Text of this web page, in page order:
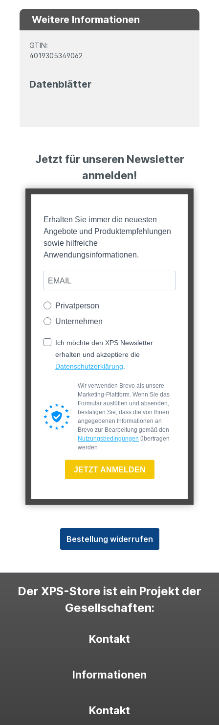
Weitere Informationen
GTIN:
4019305349062
Datenblätter
Jetzt für unseren Newsletter
anmelden!
Erhalten Sie immer die neuesten
Angebote und Produktempfehlungen
sowie hilfreiche
Anwendungsinformationen.
Privatperson
Unternehmen
Ich möchte den XPS Newsletter
erhalten und akzeptiere die
Datenschutzerklärung.
Wir verwenden Brevo als unsere
Marketing-Plattform. Wenn Sie das
Formular ausfüllen und absenden,
bestätigen Sie, dass die von Ihnen
angegebenen Informationen an
Brevo zur Bearbeitung gemäß den
Nutzungsbedingungen übertragen
werden
JETZT ANMELDEN
Bestellung widerrufen
Der XPS-Store ist ein Projekt der
Gesellschaften:
Kontakt
Informationen
Kontakt